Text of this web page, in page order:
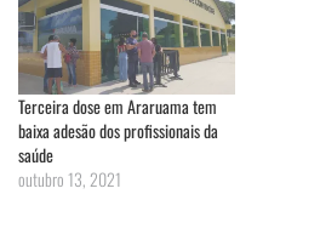
Terceira dose em Araruama tem
baixa adesão dos profissionais da
saúde
outubro 13, 2021